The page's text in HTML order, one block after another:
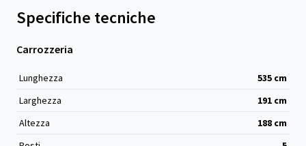
Specifiche tecniche
Carrozzeria
Lunghezza 535 cm
Larghezza
191 cm
Altezza
188 cm